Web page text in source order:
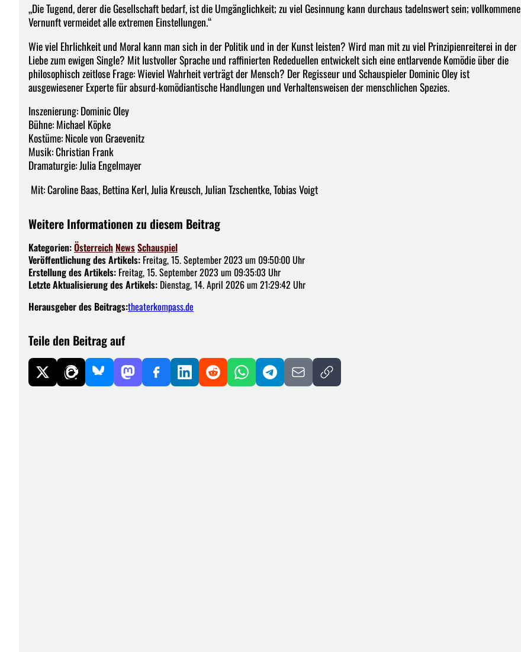
„Die Tugend, derer die Gesellschaft bedarf, ist die Umgänglichkeit; zu viel Gesinnung kann durchaus tadelnswert sein; vollkommene
Vernunft vermeidet alle extremen Einstellungen.“
Wie viel Ehrlichkeit und Moral kann man sich in der Politik und in der Kunst leisten? Wird man mit zu viel Prinzipienreiterei in der
Liebe zum ewigen Single? Mit lustvoller Sprache und raffinierten Rededuellen entwickelt sich eine entlarvende Komödie über die
philosophisch zeitlose Frage: Wieviel Wahrheit verträgt der Mensch? Der Regisseur und Schauspieler Dominic Oley ist
ausgewiesener Experte für absurd-komödiantische Handlungen und Verhaltensweisen der menschlichen Spezies.
Inszenierung: Dominic Oley
Bühne: Michael Köpke
Kostüme: Nicole von Graevenitz
Musik: Christian Frank
Dramaturgie: Julia Engelmayer
Mit: Caroline Baas, Bettina Kerl, Julia Kreusch, Julian Tzschentke, Tobias Voigt
Weitere Informationen zu diesem Beitrag
Kategorien:Österreich NewsSchauspiel
Veröffentlichung des Artikels: Freitag, 15. September 2023 um 09:50:00 Uhr
Erstellung des Artikels: Freitag, 15. September 2023 um 09:35:03 Uhr
Letzte Aktualisierung des Artikels: Dienstag, 14. April 2026 um 21:29:42 Uhr
Herausgeber des Beitrags:theaterkompass.de
Teile den Beitrag auf